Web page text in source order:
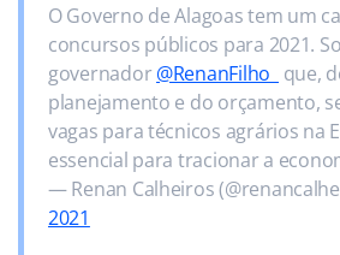
O Governo de Alagoas tem um
concursos públicos para 2021.
governador @RenanFilho_ que,
planejamento e do orçamento,
vagas para técnicos agrários na
essencial para tracionar a
— Renan Calheiros
2021